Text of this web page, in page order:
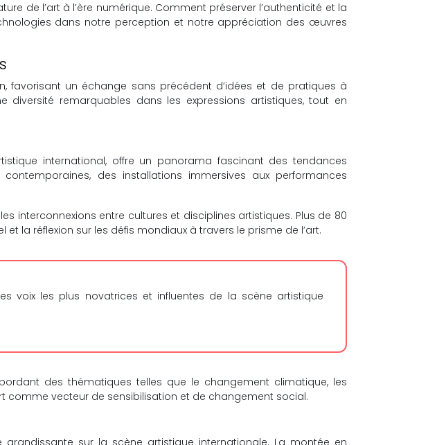
de l’art à l’ère numérique. Comment préserver l’authenticité et la
dans notre perception et notre appréciation des œuvres
un échange sans précédent d’idées et de pratiques à
remarquables dans les expressions artistiques, tout en
international, offre un panorama fascinant des tendances
des installations immersives aux performances
interconnexions entre cultures et disciplines artistiques. Plus de 80
la réflexion sur les défis mondiaux à travers le prisme de l’art.
voix les plus novatrices et influentes de la scène artistique
des thématiques telles que le changement climatique, les
comme vecteur de sensibilisation et de changement social.